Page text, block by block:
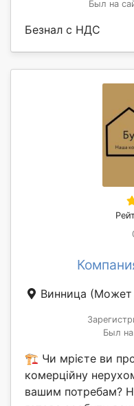
Был на
Безнал с НДС
Винница (Может
Был на
🏗️ Чи мрієте ви
комерційну
вашим потребам?